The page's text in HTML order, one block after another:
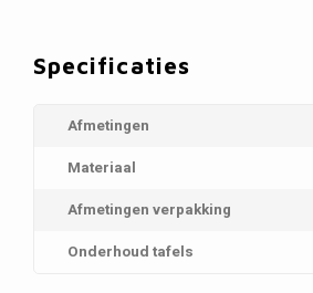
Specificaties
Afmetingen
Materiaal
Afmetingen verpakking
Onderhoud tafels